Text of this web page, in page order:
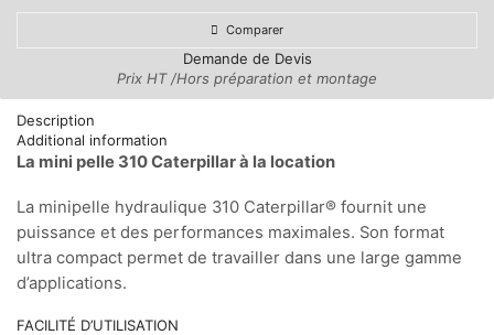
Comparer
Demande de Devis
Prix HT /Hors préparation et montage
Description
Additional information
La mini pelle 310 Caterpillar à la location
La minipelle hydraulique 310 Caterpillar® fournit une
puissance et des performances maximales. Son format
ultra compact permet de travailler dans une large gamme
d’applications.
FACILITÉ D’UTILISATION